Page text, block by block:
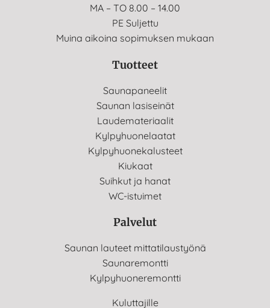
MA – TO 8.00 – 14.00
PE Suljettu
Muina aikoina sopimuksen mukaan
Tuotteet
Saunapaneelit
Saunan lasiseinät
Laudemateriaalit
Kylpyhuonelaatat
Kylpyhuonekalusteet
Kiukaat
Suihkut ja hanat
WC-istuimet
Palvelut
Saunan lauteet mittatilaustyönä
Saunaremontti
Kylpyhuoneremontti
Kuluttajille